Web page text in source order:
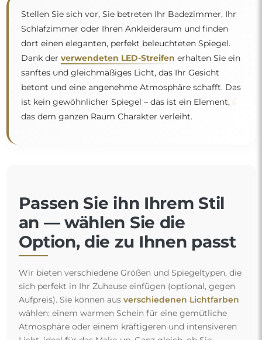
Stellen Sie sich vor, Sie betreten Ihr Badezimmer, Ihr
Schlafzimmer oder Ihren Ankleideraum und finden
dort einen eleganten, perfekt beleuchteten Spiegel.
Dank der verwendeten LED-Streifen erhalten Sie ein
sanftes und gleichmäßiges Licht, das Ihr Gesicht
betont und eine angenehme Atmosphäre schafft. Das
ist kein gewöhnlicher Spiegel – das ist ein Element,
das dem ganzen Raum Charakter verleiht.
“
Passen Sie ihn Ihrem Stil
an — wählen Sie die
Option, die zu Ihnen passt
Wir bieten verschiedene Größen und Spiegeltypen, die
sich perfekt in Ihr Zuhause einfügen (optional, gegen
Aufpreis). Sie können aus verschiedenen Lichtfarben
wählen: einem warmen Schein für eine gemütliche
Atmosphäre oder einem kräftigeren und intensiveren